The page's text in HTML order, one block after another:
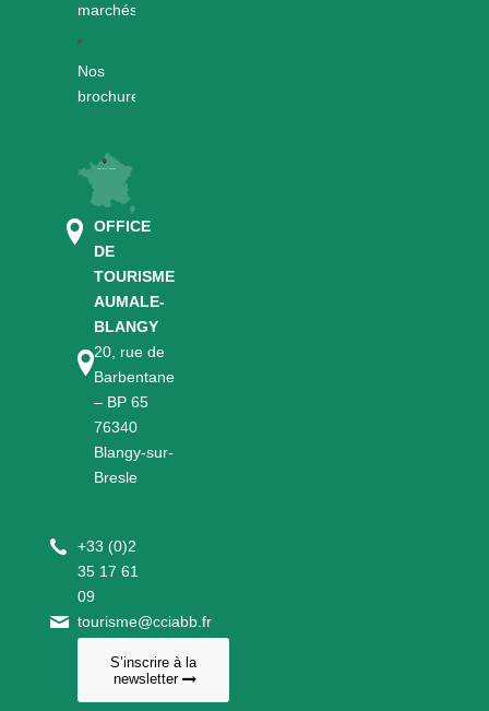
marchés
Nos
brochures
OFFICE
DE
TOURISME
AUMALE-
BLANGY
20, rue de
Barbentane
– BP 65
76340
Blangy-sur-
Bresle
+33 (0)2
35 17 61
09
tourisme@cciabb.fr
S’inscrire à la
newsletter